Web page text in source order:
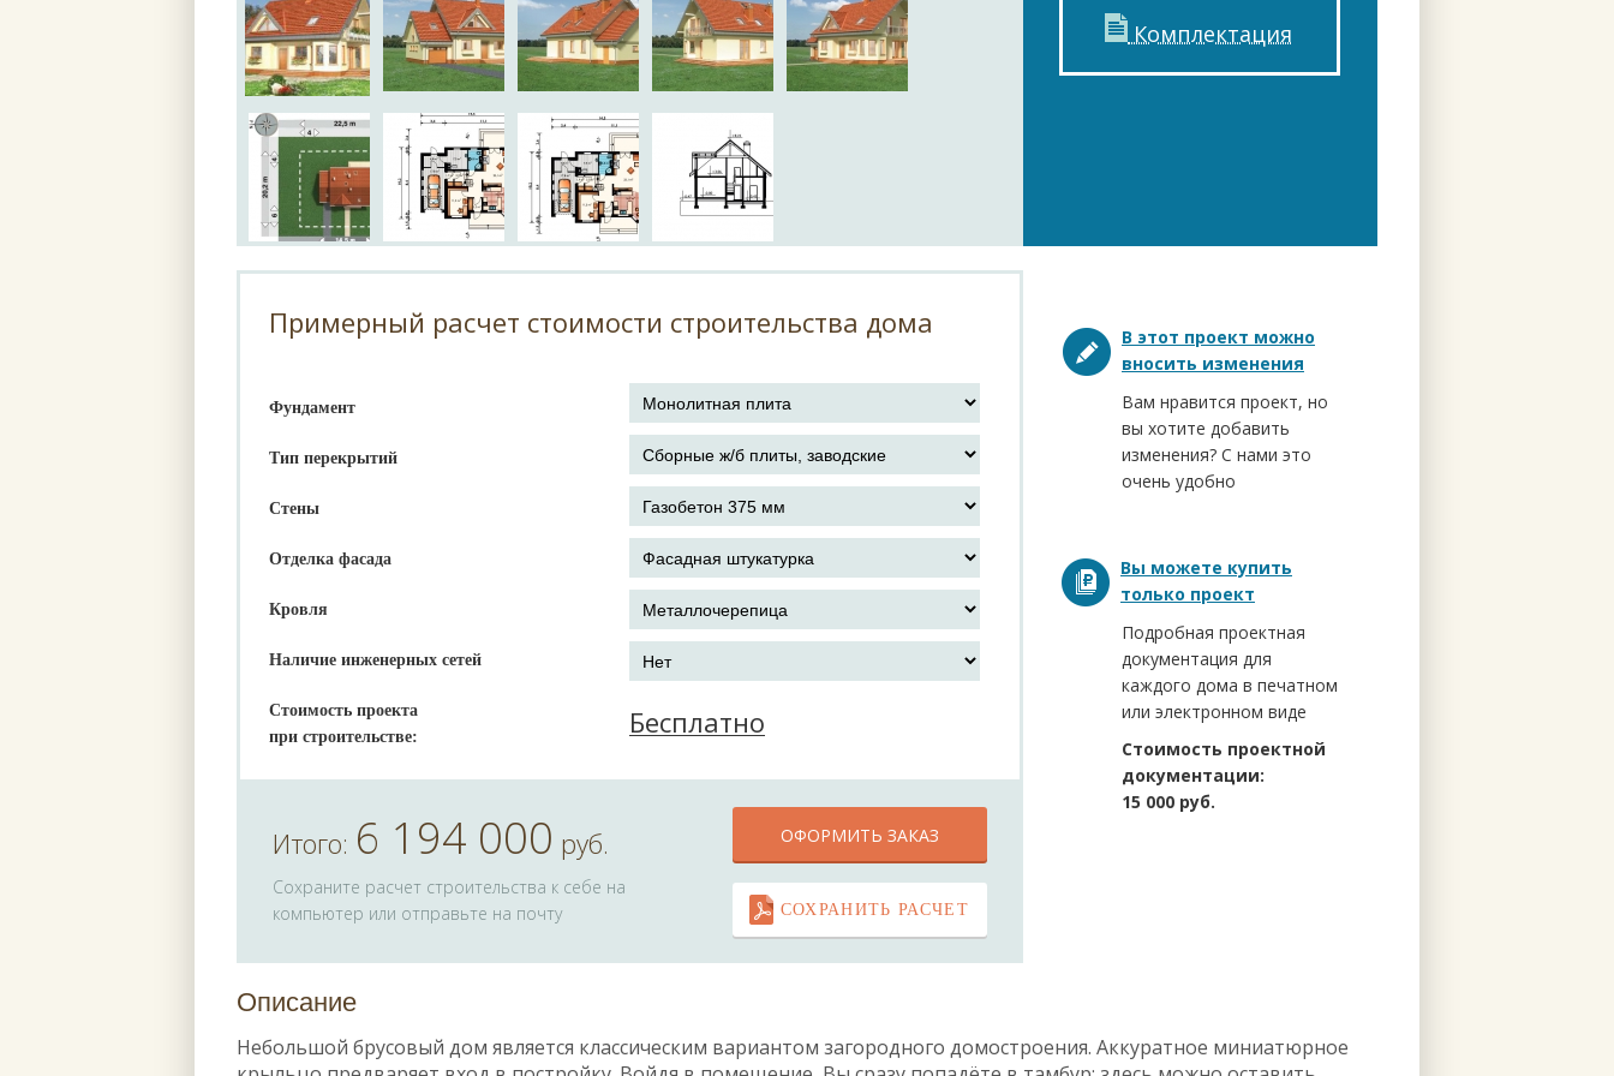
Комплектация
Примерный расчет стоимости строительства дома
Фундамент
Тип перекрытий
Стены
Отделка фасада
Кровля
Наличие инженерных сетей
Стоимость проекта
при строительстве:
Бесплатно
Итого: 6 194 000 руб.
Сохраните расчет строительства к себе на
компьютер или отправьте на почту
ОФОРМИТЬ ЗАКАЗ
СОХРАНИТЬ РАСЧЕТ
В этот проект можно
вносить изменения
Вам нравится проект, но
вы хотите добавить
изменения? С нами это
очень удобно
Вы можете купить
только проект
Подробная проектная
документация для
каждого дома в печатном
или электронном виде
Стоимость проектной
документации:
15 000 руб.
Описание
Небольшой брусовый дом является классическим вариантом загородного домостроения. Аккуратное миниатюрное